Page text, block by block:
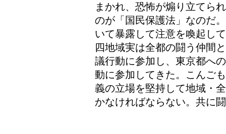
まかれ、恐怖が煽り立てら
のが「国民保護法」なのだ
いて暴露して注意を喚起し
四地域実は全都の闘う仲間
議行動に参加し、東京都へ
動に参加してきた。こんご
義の立場を堅持して地域・
かなければならない。共に